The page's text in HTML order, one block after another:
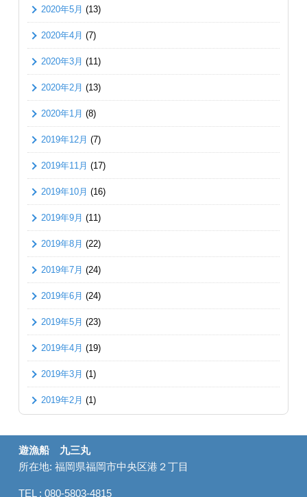
2020年5月 (13)
2020年4月 (7)
2020年3月 (11)
2020年2月 (13)
2020年1月 (8)
2019年12月 (7)
2019年11月 (17)
2019年10月 (16)
2019年9月 (11)
2019年8月 (22)
2019年7月 (24)
2019年6月 (24)
2019年5月 (23)
2019年4月 (19)
2019年3月 (1)
2019年2月 (1)
遊漁船 九三丸
所在地: 福岡県福岡市中央区港２丁目
TEL : 080-5803-4815